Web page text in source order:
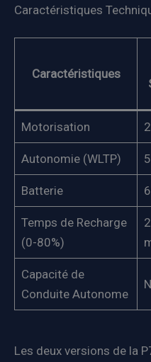
Caractéristiques
Caractéristiques
Motorisation
Autonomie (WLTP)
Batterie
Temps de Recharge
(0-80%)
Capacité de
Conduite Autonome
Les deux versions de la